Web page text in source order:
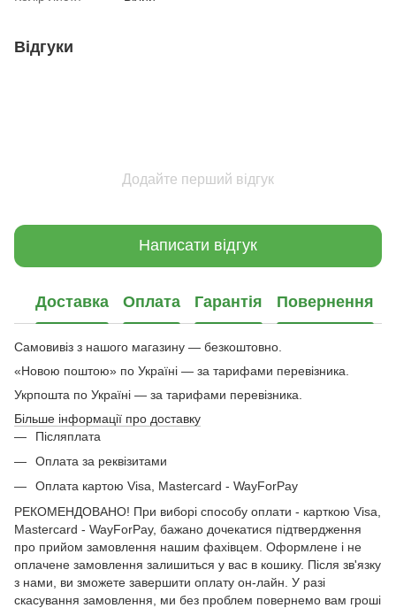
Відгуки
Додайте перший відгук
Написати відгук
Доставка Оплата Гарантія Повернення
Самовивіз з нашого магазину — безкоштовно.
«Новою поштою» по Україні — за тарифами перевізника.
Укрпошта по Україні — за тарифами перевізника.
Більше інформації про доставку
Післяплата
Оплата за реквізитами
Оплата картою Visa, Mastercard - WayForPay
РЕКОМЕНДОВАНО! При виборі способу оплати - карткою Visa,
Mastercard - WayForPay, бажано дочекатися підтвердження
про прийом замовлення нашим фахівцем. Оформлене і не
оплачене замовлення залишиться у вас в кошику. Після зв'язку
з нами, ви зможете завершити оплату он-лайн. У разі
скасування замовлення, ми без проблем повернемо вам гроші